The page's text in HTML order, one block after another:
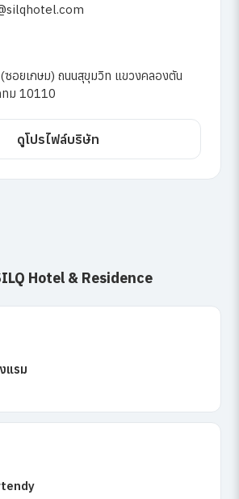
อยเกษม) ถนนสุขุมวิท แขวงคลองตัน
ทม 10110
ดูโปรไฟล์บริษัท
Hotel & Residence
แรม